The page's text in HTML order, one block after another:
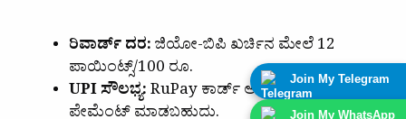
Join My Telegram
Join My WhatsApp
ರಿವಾರ್ಡ್ ದರ:ಜಿಯೋ-ಬಿಪಿ ಖರ್ಚಿನ ಮೇಲೆ 12
ಪಾಯಿಂಟ್ಸ್/100 ರೂ.
UPI ಸೌಲಭ್ಯ:RuPay ಕಾರ್ಡ್ ಆಗಿರುವುದರಿಂದ UPI